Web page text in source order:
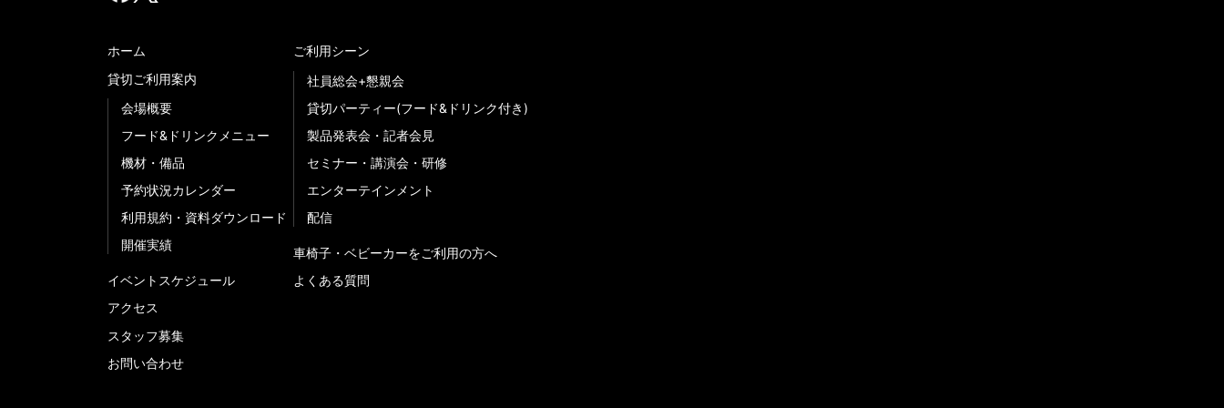
ホーム
貸切ご利用案内
会場概要
フード&ドリンクメニュー
機材・備品
予約状況カレンダー
利用規約・資料ダウンロード
開催実績
イベントスケジュール
アクセス
スタッフ募集
お問い合わせ
ご利用シーン
社員総会+懇親会
貸切パーティー(フード&ドリンク付き)
製品発表会・記者会見
セミナー・講演会・研修
エンターテインメント
配信
車椅子・ベビーカーをご利用の方へ
よくある質問